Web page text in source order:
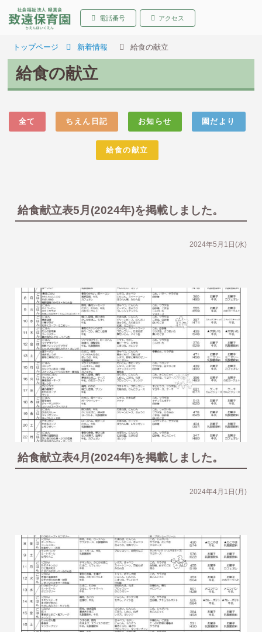
致遠保育園 青森県弘
電話番号 アクセス
トップページ 新着情報 給食の献立
給食の献立
全て ちえん日記 お知らせ 園だより
給食の献立
給食献立表5月(2024年)を掲載しました。
2024年5月1日(水)
給食献立表4月(2024年)を掲載しました。
2024年4月1日(月)